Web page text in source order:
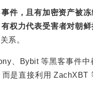
件，且有加密资产被
有权力代表受害者对朝
系。
、Bybit 等黑客事件
是直接利用 ZachXBT